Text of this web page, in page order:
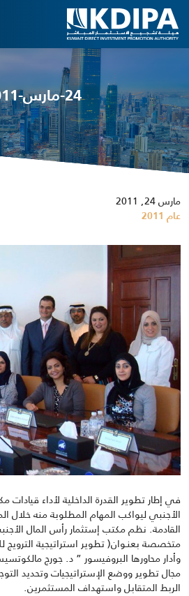
24-مارس-2011
مارس 24, 2011
عام 2011
في إطار تطوير القدرة الداخلية لأداء قيادات
الأجنبي ليواكب المهام المطلوبة منه خلال
القادمة. نظم مكتب إستثمار رأس المال
متخصصة بعنـوان( تطوير استراتيجية الترويج
وأدار محاورها البروفيسور ” د. جورج
مجال تطوير ووضع الإستراتيجيات وتحديد
الربط المتقابل واستهداف المستثمرين.